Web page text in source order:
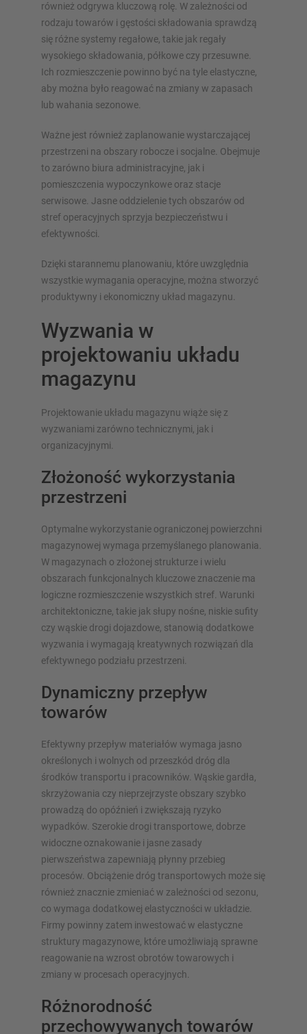
również odgrywa kluczową rolę. W zależności od
rodzaju towarów i gęstości składowania sprawdzą
się różne systemy regałowe, takie jak regały
wysokiego składowania, półkowe czy przesuwne.
Ich rozmieszczenie powinno być na tyle elastyczne,
aby można było reagować na zmiany w zapasach
lub wahania sezonowe.
Ważne jest również zaplanowanie wystarczającej
przestrzeni na obszary robocze i socjalne. Obejmuje
to zarówno biura administracyjne, jak i
pomieszczenia wypoczynkowe oraz stacje
serwisowe. Jasne oddzielenie tych obszarów od
stref operacyjnych sprzyja bezpieczeństwu i
efektywności.
Dzięki starannemu planowaniu, które uwzględnia
wszystkie wymagania operacyjne, można stworzyć
produktywny i ekonomiczny układ magazynu.
Wyzwania w
projektowaniu układu
magazynu
Projektowanie układu magazynu wiąże się z
wyzwaniami zarówno technicznymi, jak i
organizacyjnymi.
Złożoność wykorzystania
przestrzeni
Optymalne wykorzystanie ograniczonej powierzchni
magazynowej wymaga przemyślanego planowania.
W magazynach o złożonej strukturze i wielu
obszarach funkcjonalnych kluczowe znaczenie ma
logiczne rozmieszczenie wszystkich stref. Warunki
architektoniczne, takie jak słupy nośne, niskie sufity
czy wąskie drogi dojazdowe, stanowią dodatkowe
wyzwania i wymagają kreatywnych rozwiązań dla
efektywnego podziału przestrzeni.
Dynamiczny przepływ
towarów
Efektywny przepływ materiałów wymaga jasno
określonych i wolnych od przeszkód dróg dla
środków transportu i pracowników. Wąskie gardła,
skrzyżowania czy nieprzejrzyste obszary szybko
prowadzą do opóźnień i zwiększają ryzyko
wypadków. Szerokie drogi transportowe, dobrze
widoczne oznakowanie i jasne zasady
pierwszeństwa zapewniają płynny przebieg
procesów. Obciążenie dróg transportowych może się
również znacznie zmieniać w zależności od sezonu,
co wymaga dodatkowej elastyczności w układzie.
Firmy powinny zatem inwestować w elastyczne
struktury magazynowe, które umożliwiają sprawne
reagowanie na wzrost obrotów towarowych i
zmiany w procesach operacyjnych.
Różnorodność
przechowywanych towarów